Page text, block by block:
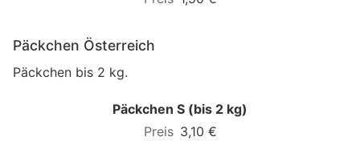
Päckchen Österreich
Päckchen bis 2 kg.
Päckchen S (bis 2 kg)
3,10 €